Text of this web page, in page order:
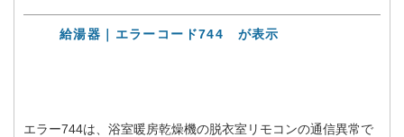
給湯器｜エラーコード744 が表示
エラー744は、浴室暖房乾燥機の脱衣室リモコンの通信異常で